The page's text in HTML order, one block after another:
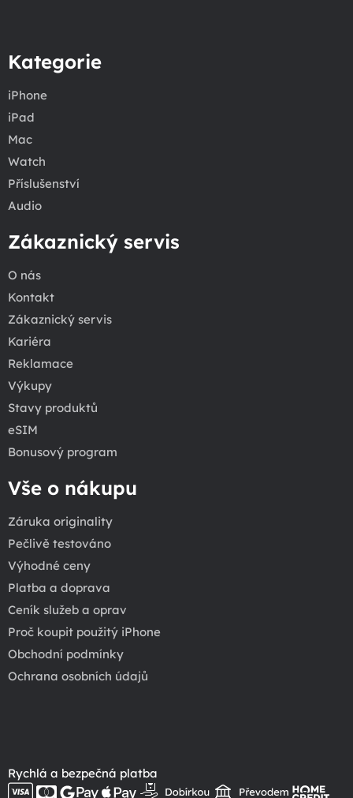
Kategorie
iPhone
iPad
Mac
Watch
Příslušenství
Audio
Zákaznický servis
O nás
Kontakt
Zákaznický servis
Kariéra
Reklamace
Výkupy
Stavy produktů
eSIM
Bonusový program
Vše o nákupu
Záruka originality
Pečlivě testováno
Výhodné ceny
Platba a doprava
Ceník služeb a oprav
Proč koupit použitý iPhone
Obchodní podmínky
Ochrana osobních údajů
Rychlá a bezpečná platba